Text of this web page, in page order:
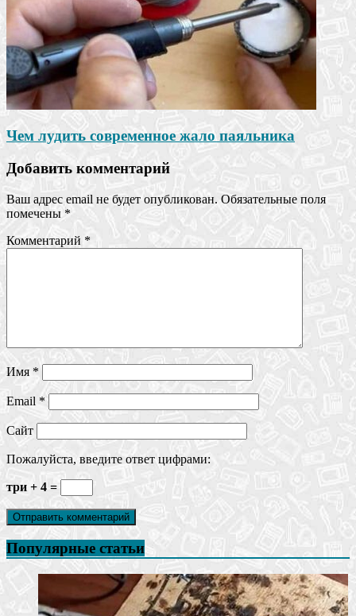
Чем лудить современное жало паяльника
Добавить комментарий
Ваш адрес email не будет опубликован. Обязательные поля
помечены *
Комментарий *
Имя *
Email *
Сайт
Пожалуйста, введите ответ цифрами:
три + 4 =
Популярные статьи